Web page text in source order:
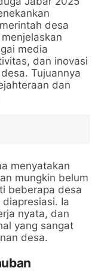
desa
media
dan inovasi
Tujuannya
dan
menyatakan
mungkin belum
beberapa desa
Ia
nyata, dan
yang sangat
desa.